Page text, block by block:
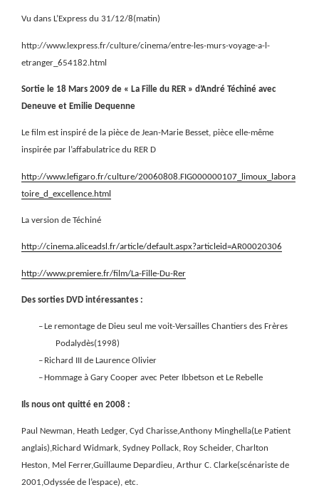
Vu dans L’Express du 31/12/8(matin)
http://www.lexpress.fr/culture/cinema/entre-les-murs-voyage-a-l-
etranger_654182.html
Sortie le 18 Mars 2009 de « La Fille du RER » d’André Téchiné avec
Deneuve et Emilie Dequenne
Le film est inspiré de la pièce de Jean-Marie Besset, pièce elle-même
inspirée par l’affabulatrice du RER D
http://www.lefigaro.fr/culture/20060808.FIG000000107_limoux_labora
toire_d_excellence.html
La version de Téchiné
http://cinema.aliceadsl.fr/article/default.aspx?articleid=AR00020306
http://www.premiere.fr/film/La-Fille-Du-Rer
Des sorties DVD intéressantes :
– Le remontage de Dieu seul me voit-Versailles Chantiers des Frères
Podalydès(1998)
– Richard III de Laurence Olivier
– Hommage à Gary Cooper avec Peter Ibbetson et Le Rebelle
Ils nous ont quitté en 2008 :
Paul Newman, Heath Ledger, Cyd Charisse,Anthony Minghella(Le Patient
anglais),Richard Widmark, Sydney Pollack, Roy Scheider, Charlton
Heston, Mel Ferrer,Guillaume Depardieu, Arthur C. Clarke(scénariste de
2001,Odyssée de l’espace), etc.